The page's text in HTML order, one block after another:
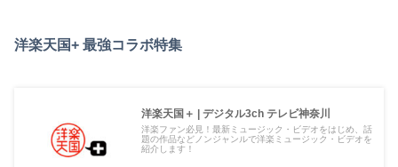
洋楽天国+ 最強コラボ特集
洋楽天国＋ | デジタル3ch テレビ神奈川
洋楽ファン必見！最新ミュージック・ビデオをはじめ、話
題の作品などノンジャンルで洋楽ミュージック・ビデオを
紹介します！